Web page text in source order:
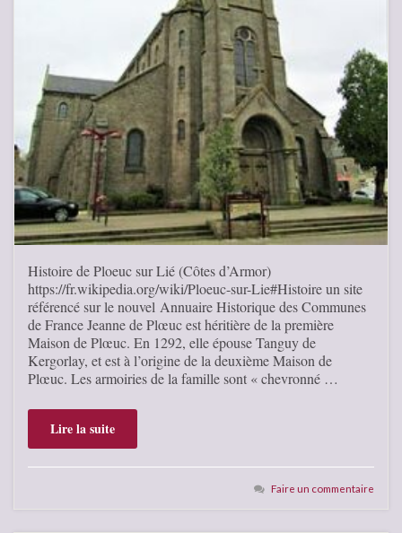
Histoire de Ploeuc sur Lié (Côtes d’Armor)
https://fr.wikipedia.org/wiki/Ploeuc-sur-Lie#Histoire un site
référencé sur le nouvel Annuaire Historique des Communes
de France Jeanne de Plœuc est héritière de la première
Maison de Plœuc. En 1292, elle épouse Tanguy de
Kergorlay, et est à l’origine de la deuxième Maison de
Plœuc. Les armoiries de la famille sont « chevronné …
Lire la suite
Faire un commentaire